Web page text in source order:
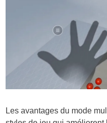
Les avantages du mode